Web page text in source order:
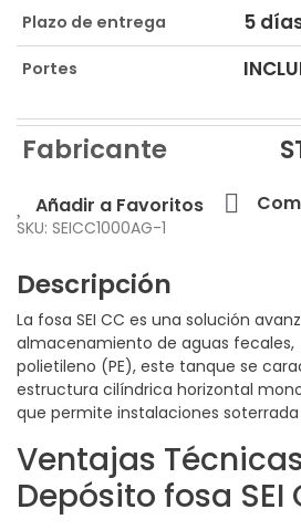
Plazo de entrega 5
Portes
Fabricante
Añadir a Favoritos
SKU: SEICC1000AG-1
Descripción
La fosa SEI CC es una solución
almacenamiento de aguas fecales,
polietileno (PE), este tanque se
estructura cilíndrica horizontal
que permite instalaciones
Ventajas
Depósito fosa SEI